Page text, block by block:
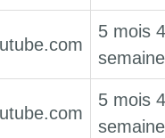
5 mois 4
5 mois 4